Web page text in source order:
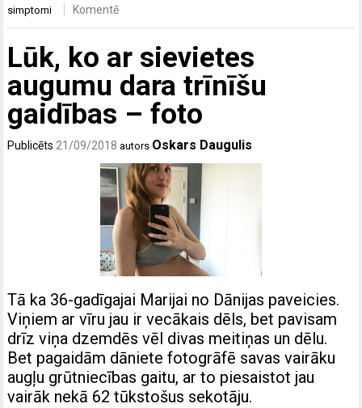
simptomi
Komentē
Lūk, ko ar sievietes
augumu dara trīnīšu
gaidības – foto
Publicēts21/09/2018 autors Oskars Daugulis
Tā ka 36-gadīgajai Marijai no Dānijas paveicies.
Viņiem ar vīru jau ir vecākais dēls, bet pavisam
drīz viņa dzemdēs vēl divas meitiņas un dēlu.
Bet pagaidām dāniete fotogrāfē savas vairāku
augļu grūtniecības gaitu, ar to piesaistot jau
vairāk nekā 62 tūkstošus sekotāju.